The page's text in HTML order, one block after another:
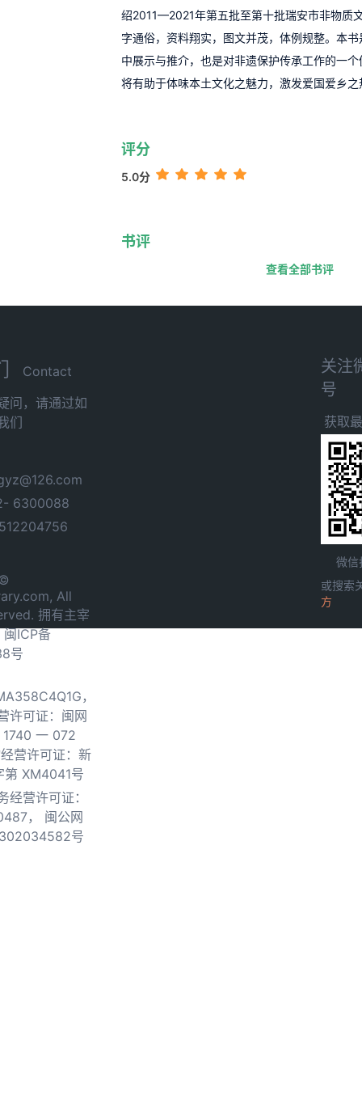
绍2011—2021年第五批至第十批瑞安市非物质
字通俗，资料翔实，图文并茂，体例规整。本
中展示与推介，也是对非遗保护传承工作的一
将有助于体味本土文化之魅力，激发爱国爱乡之
评分
5.0分
书评
查看全部书评
Contact
问，请通过如
们
6300088
All
拥有主宰
闽ICP备
号
，
许可证：闽网
一 072
营许可证：新
第 XM4041号
经营许可证：
，
闽公网
号
关注
号
获取
微信
或搜索
方